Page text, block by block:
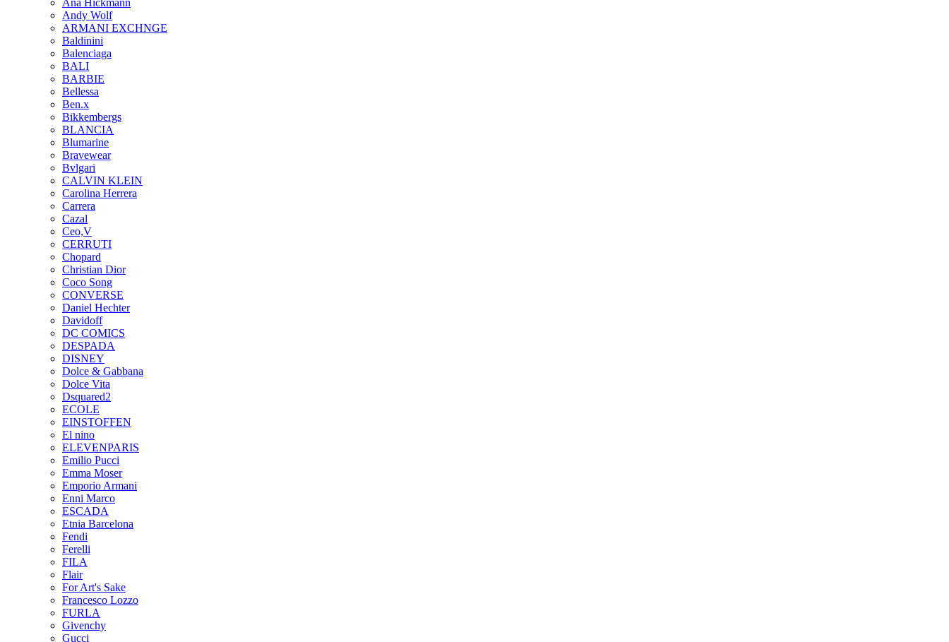
Ana Hickmann
Andy Wolf
ARMANI EXCHNGE
Baldinini
Balenciaga
BALI
BARBIE
Bellessa
Ben.x
Bikkembergs
BLANCIA
Blumarine
Bravewear
Bvlgari
CALVIN KLEIN
Carolina Herrera
Carrera
Cazal
Ceo,V
CERRUTI
Chopard
Christian Dior
Coco Song
CONVERSE
Daniel Hechter
Davidoff
DC COMICS
DESPADA
DISNEY
Dolce & Gabbana
Dolce Vita
Dsquared2
ECOLE
EINSTOFFEN
El nino
ELEVENPARIS
Emilio Pucci
Emma Moser
Emporio Armani
Enni Marco
ESCADA
Etnia Barcelona
Fendi
Ferelli
FILA
Flair
For Art's Sake
Francesco Lozzo
FURLA
Givenchy
Gucci